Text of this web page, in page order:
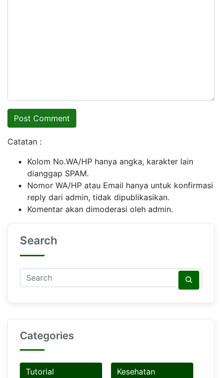
Catatan :
Kolom No.WA/HP hanya angka, karakter lain
dianggap SPAM.
Nomor WA/HP atau Email hanya untuk konfirmasi
reply dari admin, tidak dipublikasikan.
Komentar akan dimoderasi oleh admin.
Search
Categories
Tutorial Kesehatan